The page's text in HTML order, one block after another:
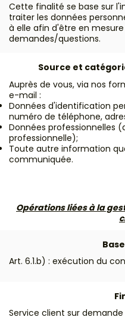
Cette finalité se base sur
traiter les données
à elle afin d'être en
demandes/questions.
Source et
Auprès de vous, via nos
e-mail :
Données d'identification
numéro de téléphone,
Données professionnelles
professionnelle);
Toute autre information
communiquée.
Opérations liées à la
Art. 6.1.b) : exécution du
Service client sur